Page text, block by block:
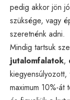
pedig akkor jön
szüksége, vagy
szeretnénk adni.
Mindig tartsuk
jutalomfalatok,
maximum 10%-